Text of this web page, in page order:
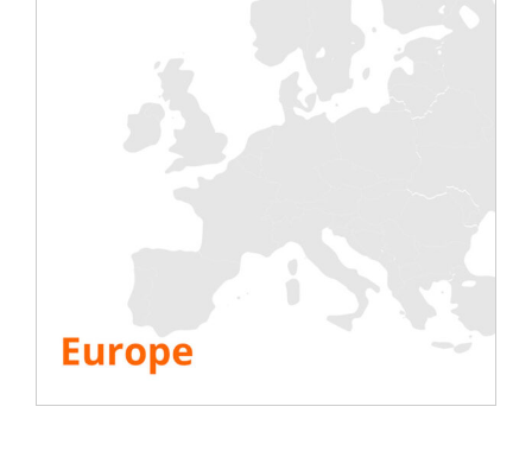
Aire acondicionado
información